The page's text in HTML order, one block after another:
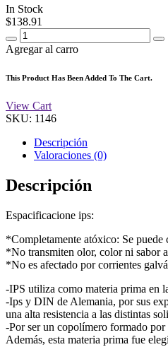
In Stock
$138.91
Agregar al carro
This Product Has Been Added To The Cart.
View Cart
SKU: 1146
Descripción
Valoraciones (0)
Descripción
Espacificacione ips:
*Completamente atóxico: Se puede
*No transmiten olor, color ni sabor
*No es afectado por corrientes
-IPS utiliza como materia prima en
-Ips y DIN de Alemania, por sus
una alta resistencia a las distintas
-Por ser un copolímero formado
Además, esta materia prima fue